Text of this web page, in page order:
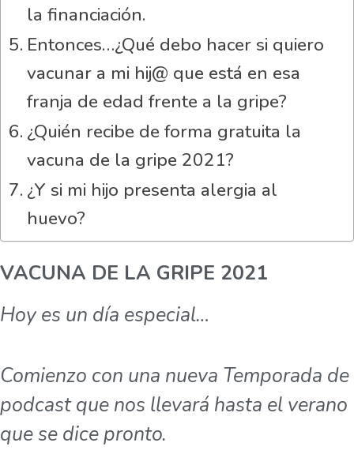
la financiación.
Entonces…¿Qué debo hacer si quiero
vacunar a mi hij@ que está en esa
franja de edad frente a la gripe?
¿Quién recibe de forma gratuita la
vacuna de la gripe 2021?
¿Y si mi hijo presenta alergia al
huevo?
VACUNA DE LA GRIPE 2021
Hoy es un día especial…
Comienzo con una nueva Temporada de
podcast que nos llevará hasta el verano
que se dice pronto.